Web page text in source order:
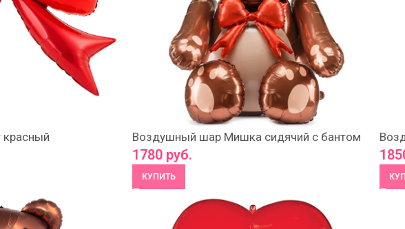
Воздушный шар Мишка сидячий с бантом
1780руб.
КУПИТЬ